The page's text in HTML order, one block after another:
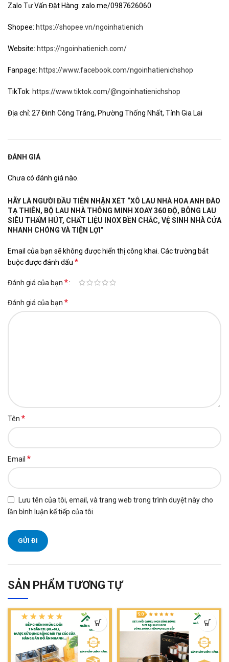
Zalo Tư Vấn Đặt Hàng: zalo.me/0987626060
Shopee: https://shopee.vn/ngoinhatienich
Website: https://ngoinhatienich.com/
Fanpage: https://www.facebook.com/ngoinhatienichshop
TikTok: https://www.tiktok.com/@ngoinhatienichshop
Địa chỉ: 27 Đinh Công Tráng, Phường Thống Nhất, Tỉnh Gia Lai
ĐÁNH GIÁ
Chưa có đánh giá nào.
HÃY LÀ NGƯỜI ĐẦU TIÊN NHẬN XÉT “XÔ LAU NHÀ HOA ANH ĐÀO
TẠ THIÊN, BỘ LAU NHÀ THÔNG MINH XOAY 360 ĐỘ, BÔNG LAU
SIÊU THẤM HÚT, CHẤT LIỆU INOX BỀN CHẮC, VỆ SINH NHÀ CỬA
NHANH CHÓNG VÀ TIỆN LỢI”
Email của bạn sẽ không được hiển thị công khai. Các trường bắt
buộc được đánh dấu *
Đánh giá của bạn *
Đánh giá của bạn *
Tên *
Email *
Lưu tên của tôi, email, và trang web trong trình duyệt này cho
lần bình luận kế tiếp của tôi.
SẢN PHẨM TƯƠNG TỰ